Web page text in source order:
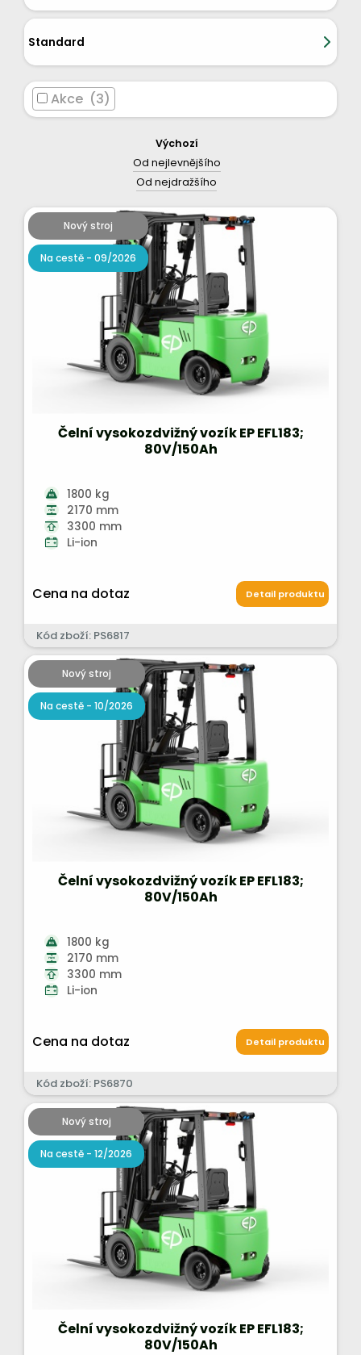
Standard
Akce (3)
Výchozí
Od nejlevnějšího
Od nejdražšího
Nový stroj
Na cestě - 09/2026
Čelní vysokozdvižný vozík EP EFL183;
80V/150Ah
1800 kg
2170 mm
3300 mm
Li-ion
Cena na dotaz Detail produktu
Kód zboží: PS6817
Nový stroj
Na cestě - 10/2026
Čelní vysokozdvižný vozík EP EFL183;
80V/150Ah
1800 kg
2170 mm
3300 mm
Li-ion
Cena na dotaz Detail produktu
Kód zboží: PS6870
Nový stroj
Na cestě - 12/2026
Čelní vysokozdvižný vozík EP EFL183;
80V/150Ah